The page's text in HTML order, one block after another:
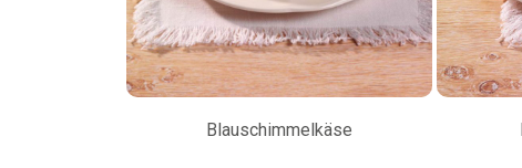
Blauschimmelkäse